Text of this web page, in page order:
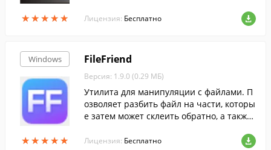
★★★★★
★★★★★ Лицензия: Бесплатно
Windows
★★★★★
★★★★★
FileFriend
Версия: 1.9.0 (0.29 МБ)
Утилита для манипуляции с файлами. П
озволяет разбить файл на части, которы
е затем может склеить обратно, а также
только.
Лицензия: Бесплатно